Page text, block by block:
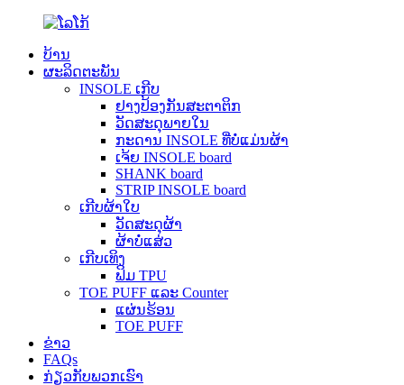
ບ້ານ
ຜະລິດຕະພັນ
INSOLE ເກີບ
ຢາງປ້ອງກັນສະຕາຕິກ
ວັດສະດຸພາຍໃນ
ກະດານ INSOLE ທີ່ບໍ່ແມ່ນຜ້າ
ເຈ້ຍ INSOLE board
SHANK board
STRIP INSOLE board
ເກີບຜ້າໃບ
ວັດສະດຸຜ້າ
ຜ້າບໍ່ແສ່ວ
ເກີບເທິງ
ຟິມ TPU
TOE PUFF ແລະ Counter
ແຜ່ນຮ້ອນ
TOE PUFF
ຂ່າວ
FAQs
ກ່ຽວກັບພວກເຮົາ